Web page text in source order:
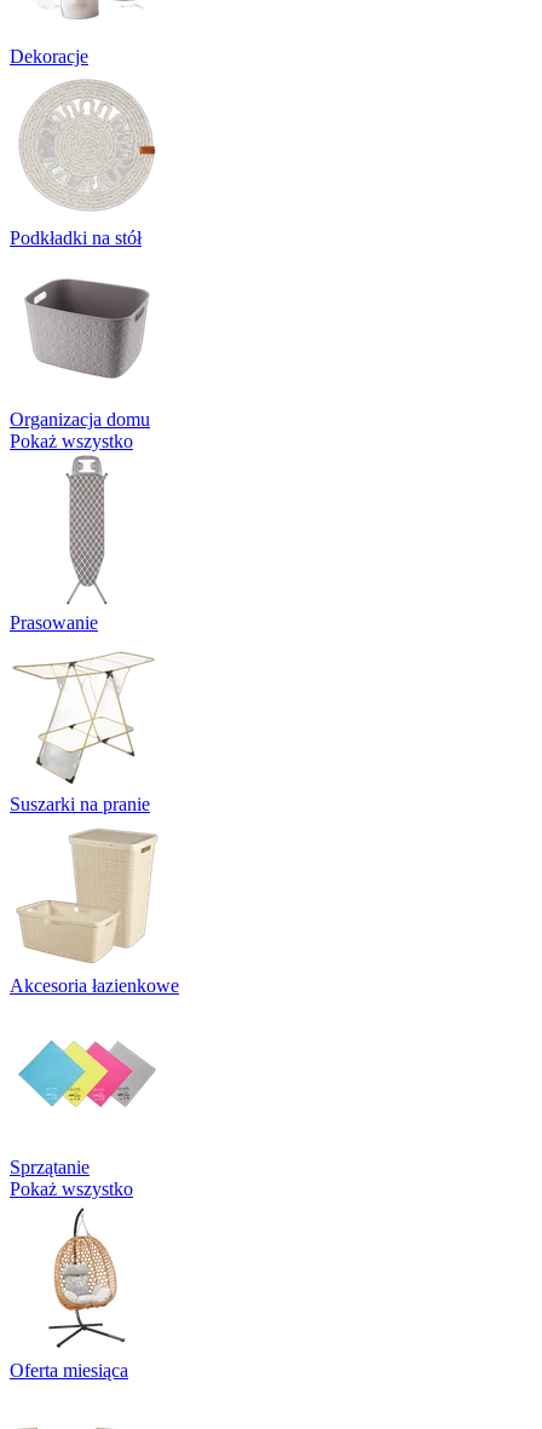
Dekoracje
Podkładki na stół
Organizacja domu
Pokaż wszystko
Prasowanie
Suszarki na pranie
Akcesoria łazienkowe
Sprzątanie
Pokaż wszystko
Oferta miesiąca